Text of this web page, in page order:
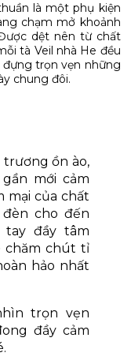
là một phụ kiện
chạm mở khoảnh
dệt nên từ chất
tà Veil nhà He đều
trọn vẹn những
ồn ào,
mới cảm
mại của chất
cho đến
đầy tâm
chăm chút tỉ
hảo nhất
trọn vẹn
đầy cảm